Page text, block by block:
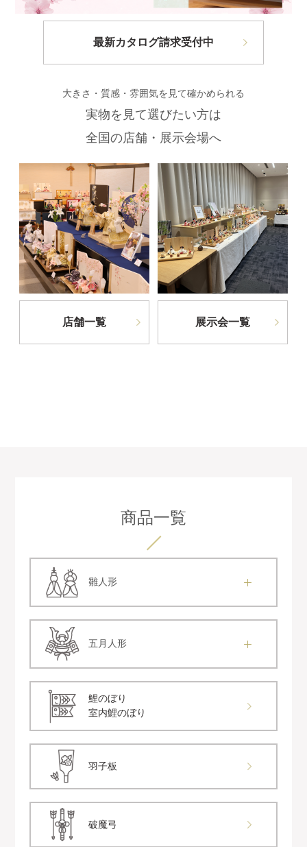
最新カタログ請求受付中
大きさ・質感・雰囲気を見て確かめられる
実物を見て選びたい方は
全国の店舗・展示会場へ
店舗一覧 展示会一覧
商品一覧
雛人形
五月人形
鯉のぼり
室内鯉のぼり
羽子板
破魔弓